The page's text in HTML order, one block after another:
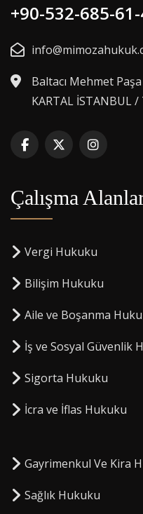
+90-532-685-
Baltacı Mehmet
KARTAL İSTANBUL /
Çalışma
Vergi Hukuku
Bilişim Hukuku
Aile ve Boşanma
İş ve Sosyal Güvenlik
Sigorta Hukuku
⁠İcra ve İflas Hukuku
Gayrimenkul Ve Kira
Sağlık Hukuku